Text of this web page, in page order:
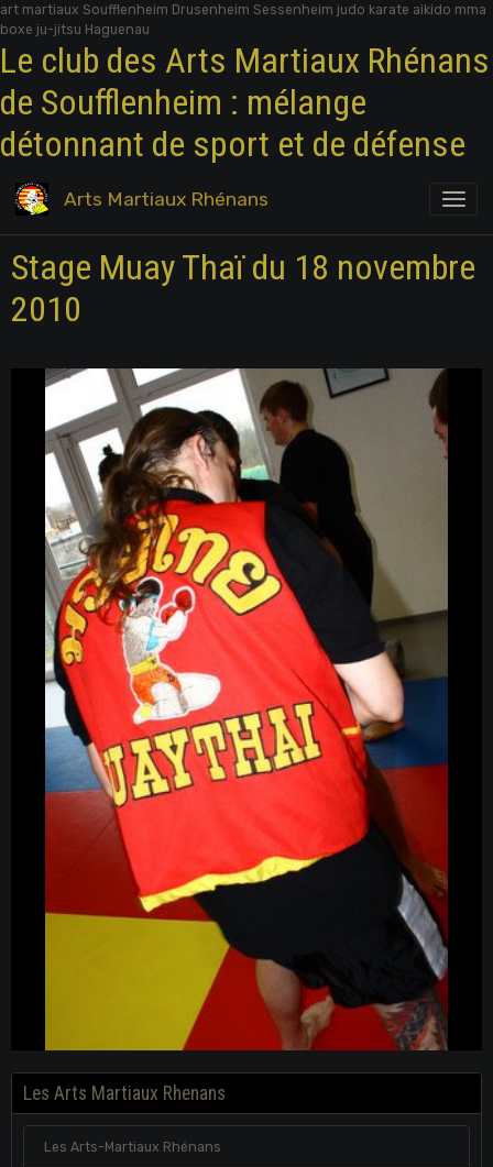
art martiaux Soufflenheim Drusenheim Sessenheim judo karate aikido mma
boxe ju-jitsu Haguenau
Le club des Arts Martiaux Rhénans
de Soufflenheim : mélange
détonnant de sport et de défense
Arts Martiaux Rhénans
Stage Muay Thaï du 18 novembre
2010
Les Arts Martiaux Rhenans
Les Arts-Martiaux Rhénans